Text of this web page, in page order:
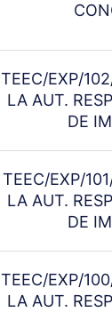
TEEC/EXP/
LA AUT.
DE
TEEC/EXP/
LA AUT.
DE
TEEC/EXP/
LA AUT.